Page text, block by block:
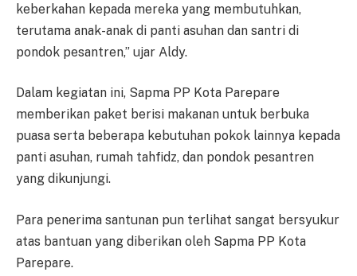
keberkahan kepada mereka yang membutuhkan,
terutama anak-anak di panti asuhan dan santri di
pondok pesantren,” ujar Aldy.
Dalam kegiatan ini, Sapma PP Kota Parepare
memberikan paket berisi makanan untuk berbuka
puasa serta beberapa kebutuhan pokok lainnya kepada
panti asuhan, rumah tahfidz, dan pondok pesantren
yang dikunjungi.
Para penerima santunan pun terlihat sangat bersyukur
atas bantuan yang diberikan oleh Sapma PP Kota
Parepare.